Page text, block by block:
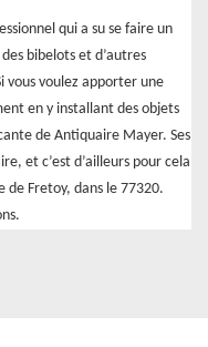
qui a su se faire un
bibelots et d’autres
vous voulez apporter une
en y installant des objets
de Antiquaire Mayer. Ses
et c’est d’ailleurs pour cela
de Fretoy, dans le 77320.